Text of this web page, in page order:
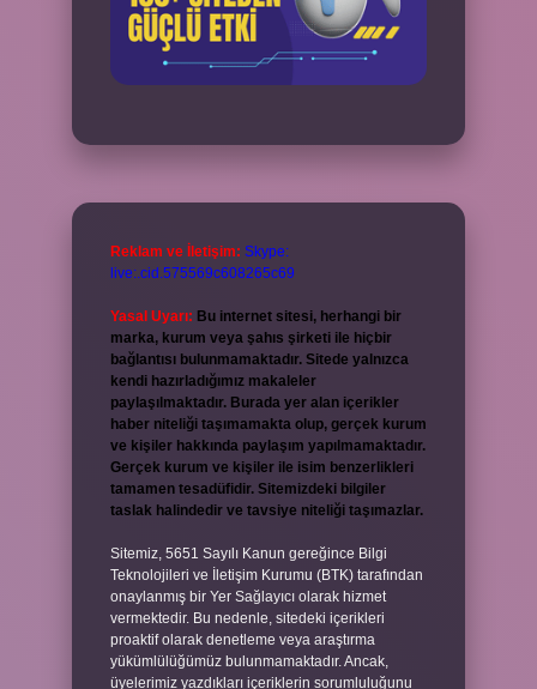
Reklam ve İletişim: Skype:
live:.cid.575569c608265c69
Yasal Uyarı: Bu internet sitesi, herhangi bir
marka, kurum veya şahıs şirketi ile hiçbir
bağlantısı bulunmamaktadır. Sitede yalnızca
kendi hazırladığımız makaleler
paylaşılmaktadır. Burada yer alan içerikler
haber niteliği taşımamakta olup, gerçek kurum
ve kişiler hakkında paylaşım yapılmamaktadır.
Gerçek kurum ve kişiler ile isim benzerlikleri
tamamen tesadüfidir. Sitemizdeki bilgiler
taslak halindedir ve tavsiye niteliği taşımazlar.
Sitemiz, 5651 Sayılı Kanun gereğince Bilgi
Teknolojileri ve İletişim Kurumu (BTK) tarafından
onaylanmış bir Yer Sağlayıcı olarak hizmet
vermektedir. Bu nedenle, sitedeki içerikleri
proaktif olarak denetleme veya araştırma
yükümlülüğümüz bulunmamaktadır. Ancak,
üyelerimiz yazdıkları içeriklerin sorumluluğunu